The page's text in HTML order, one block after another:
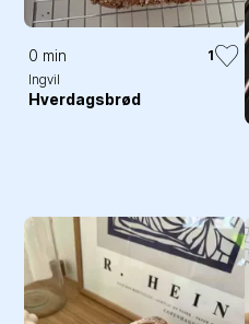
0 min
1
Ingvil
Hverdagsbrød